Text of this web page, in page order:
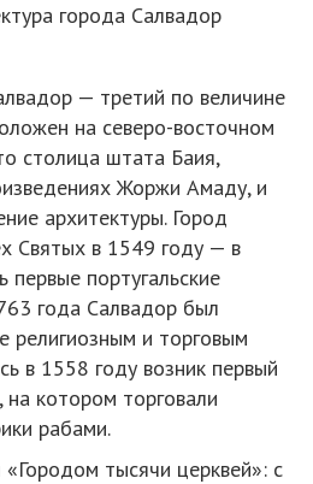
города Салвадор
— третий по величине
на северо-восточном
столица штата Баия,
Жоржи Амаду, и
архитектуры. Город
Святых в 1549 году — в
первые португальские
года Салвадор был
религиозным и торговым
в 1558 году возник первый
котором торговали
рабами.
тысячи церквей»: с